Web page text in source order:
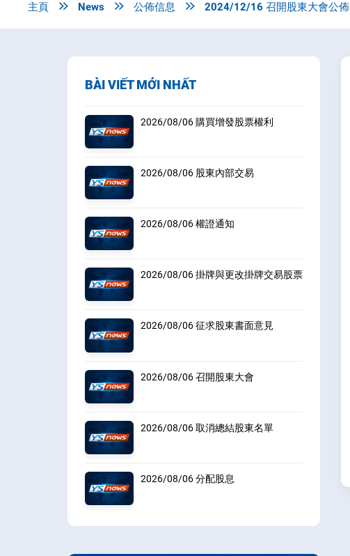
主頁  News  公佈信息  2024/12/16 召開股東大會公佈
BÀI VIẾT MỚI NHẤT
2026/08/06 購買增發股票權利
2026/08/06 股東內部交易
2026/08/06 權證通知
2026/08/06 掛牌與更改掛牌交易股票
2026/08/06 征求股東書面意見
2026/08/06 召開股東大會
2026/08/06 取消總結股東名單
2026/08/06 分配股息